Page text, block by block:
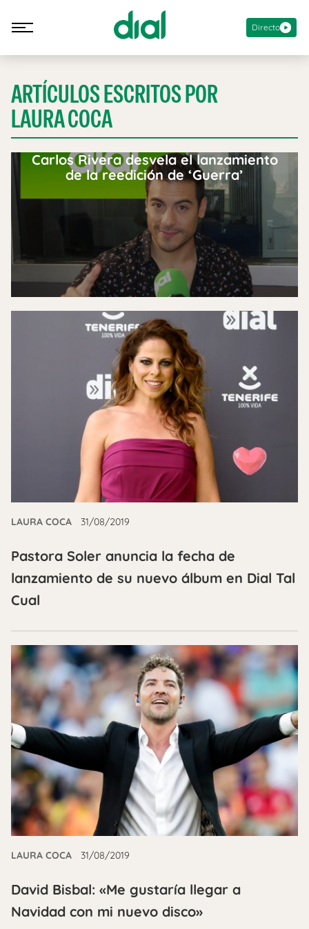
Directo
ARTÍCULOS ESCRITOS POR
LAURA COCA
Carlos Rivera desvela el lanzamiento
de la reedición de ‘Guerra’
LAURA COCA 31/08/2019
Pastora Soler anuncia la fecha de
lanzamiento de su nuevo álbum en Dial Tal
Cual
LAURA COCA 31/08/2019
David Bisbal: «Me gustaría llegar a
Navidad con mi nuevo disco»